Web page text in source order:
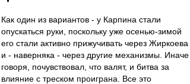
Как один из вариантов - у Карпина стали
опускаться руки, поскольку уже осенью-зимой
его стали активно прижучивать через Жиркоева
и - наверняка - через другие механизмы. Иначе
говоря, почувствовал, что валят, и битва за
влияние с треском проиграна. Все это